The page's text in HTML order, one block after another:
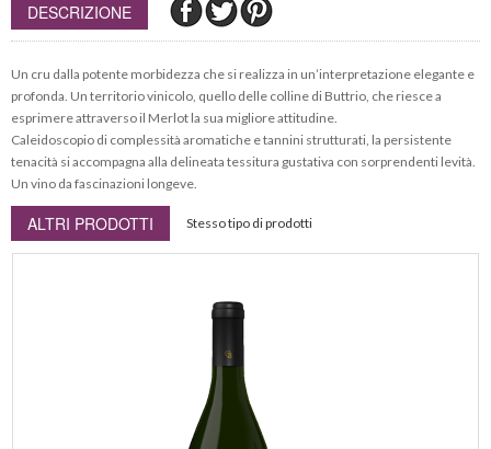
DESCRIZIONE
Un cru dalla potente morbidezza che si realizza in un’interpretazione elegante e
profonda. Un territorio vinicolo, quello delle colline di Buttrio, che riesce a
esprimere attraverso il Merlot la sua migliore attitudine.
Caleidoscopio di complessità aromatiche e tannini strutturati, la persistente
tenacità si accompagna alla delineata tessitura gustativa con sorprendenti levità.
Un vino da fascinazioni longeve.
ALTRI PRODOTTI Stesso tipo di prodotti